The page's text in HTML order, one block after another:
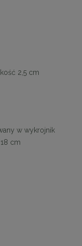
2,5 cm
w wykrojnik
cm